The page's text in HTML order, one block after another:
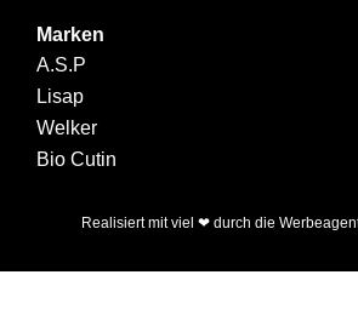
Marken
A.S.P
Lisap
Welker
Bio Cutin
Realisiert mit viel ❤ durch die